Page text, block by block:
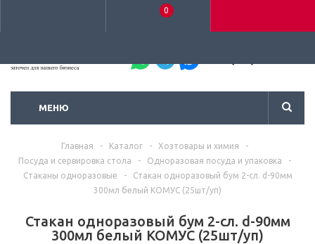
0
МЕНЮ
Главная - Каталог - Хозтовары и химия
-
Посуда и сервировка стола
- Одноразовая посуда и упаковка
-
Стаканы одноразовые
-
Стакан одноразовый бум 2-сл. d-90мм
300мл белый КОМУС (25шт/уп)
Стакан одноразовый бум 2-сл. d-90мм
300мл белый КОМУС (25шт/уп)